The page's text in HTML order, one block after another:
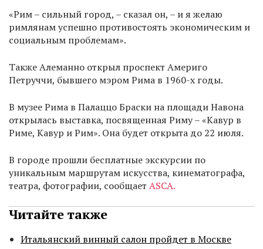
«Рим – сильный город, – сказал он, – и я желаю
римлянам успешно противостоять экономическим и
социальным проблемам».
Также Алеманно открыл проспект Америго
Петруччи, бывшего мэром Рима в 1960-х годы.
В музее Рима в Палаццо Браски на площади Навона
открылась выставка, посвященная Риму – «Кавур в
Риме, Кавур и Рим». Она будет открыта до 22 июля.
В городе прошли бесплатные экскурсии по
уникальным маршрутам искусства, кинематографа,
театра, фотографии, сообщает ASCA.
Читайте также
Итальянский винный салон пройдет в Москве